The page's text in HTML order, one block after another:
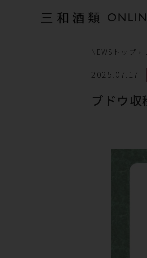
NEWSトップ
2025.07.17
ブドウ収